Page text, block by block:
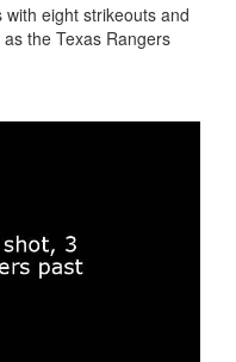
eight strikeouts and
the Texas Rangers